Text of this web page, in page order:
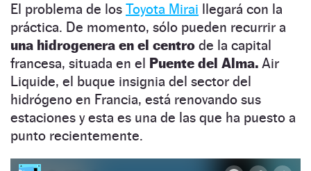
El problema de los Toyota Mirai llegará con la
práctica. De momento, sólo pueden recurrir a
una hidrogenera en el centro de la capital
francesa, situada en el Puente del Alma. Air
Liquide, el buque insignia del sector del
hidrógeno en Francia, está renovando sus
estaciones y esta es una de las que ha puesto a
punto recientemente.